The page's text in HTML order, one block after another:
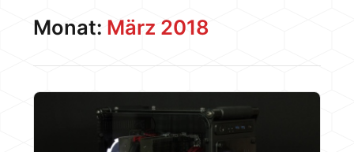
Monat: März 2018